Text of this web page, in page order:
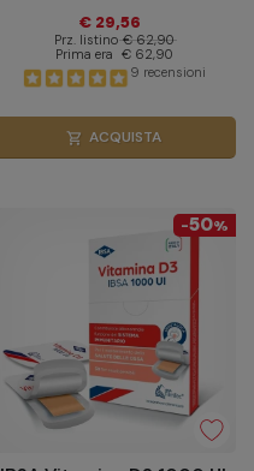
€ 29,56
Prz. listino € 62,90
Prima era € 62,90
9 recensioni
shopping_cart ACQUISTA
-50%